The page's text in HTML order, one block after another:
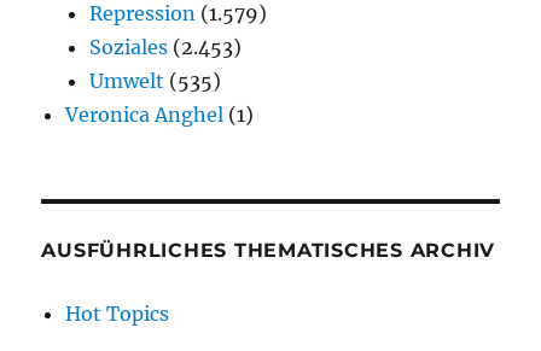
Repression (1.579)
Soziales (2.453)
Umwelt (535)
Veronica Anghel (1)
AUSFÜHRLICHES THEMATISCHES ARCHIV
Hot Topics